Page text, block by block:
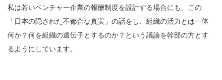
私は若いベンチャー企業の報酬制度を設計する場合にも、この
「日本の隠された不都合な真実」の話をし、組織の活力とは一体
何か？何を組織の遺伝子とするのか？という議論を幹部の方とす
るようにしています。